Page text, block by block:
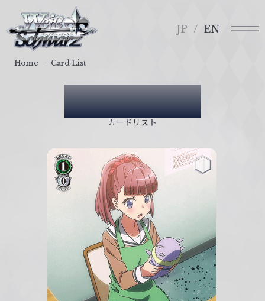
ァ
イ
JP EN
Card List
カードリスト
Home Card List